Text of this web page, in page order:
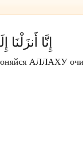
إِنَّا
АЛЛАХУ